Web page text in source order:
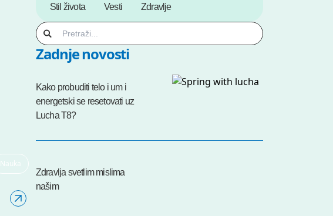
Nauka
Stil života
Vesti Zdravlje
Zadnje novosti
Kako probuditi telo i um i
energetski se resetovati uz
Lucha T8?
Zdravlja svetlim mislima
našim